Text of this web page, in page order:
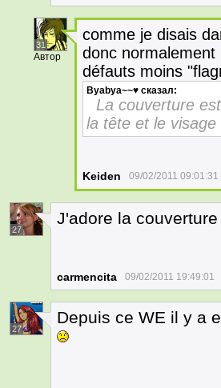
31
Автор
comme je disais
donc normalement
défauts moins
Byabya~~♥ сказал:
La couverture
la tête et le
Keiden 09/02/2011 09:01:31
27
J'adore la couverture
carmencita 09/02/2011 19:49:01
27
Depuis ce WE il y a